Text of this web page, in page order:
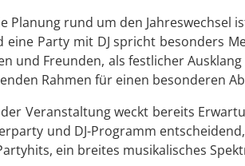
Planung rund um den Jahreswechsel
eine Party mit DJ spricht besonders
und Freunden, als festlicher
Rahmen für einen besonderen
Veranstaltung weckt bereits
und DJ-Programm
ein breites musikalisches